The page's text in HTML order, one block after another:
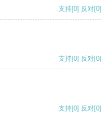
支持[0] 反对[0]
支持[0] 反对[0]
支持[0] 反对[0]